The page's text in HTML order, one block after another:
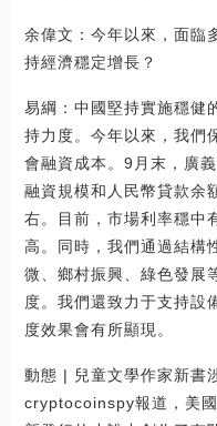
余偉文：今年以來，面臨
持經濟穩定增長？
易綱：中國堅持實施穩健
持力度。今年以來，我們
會融資成本。9月末，廣
融資規模和人民幣貸款余
右。目前，市場利率穩中
高。同時，我們通過結構
微、鄉村振興、綠色發展
度。我們還致力于支持設
度效果會有所顯現。
動態 | 兒童文學作家新書
cryptocoinspy報道，美